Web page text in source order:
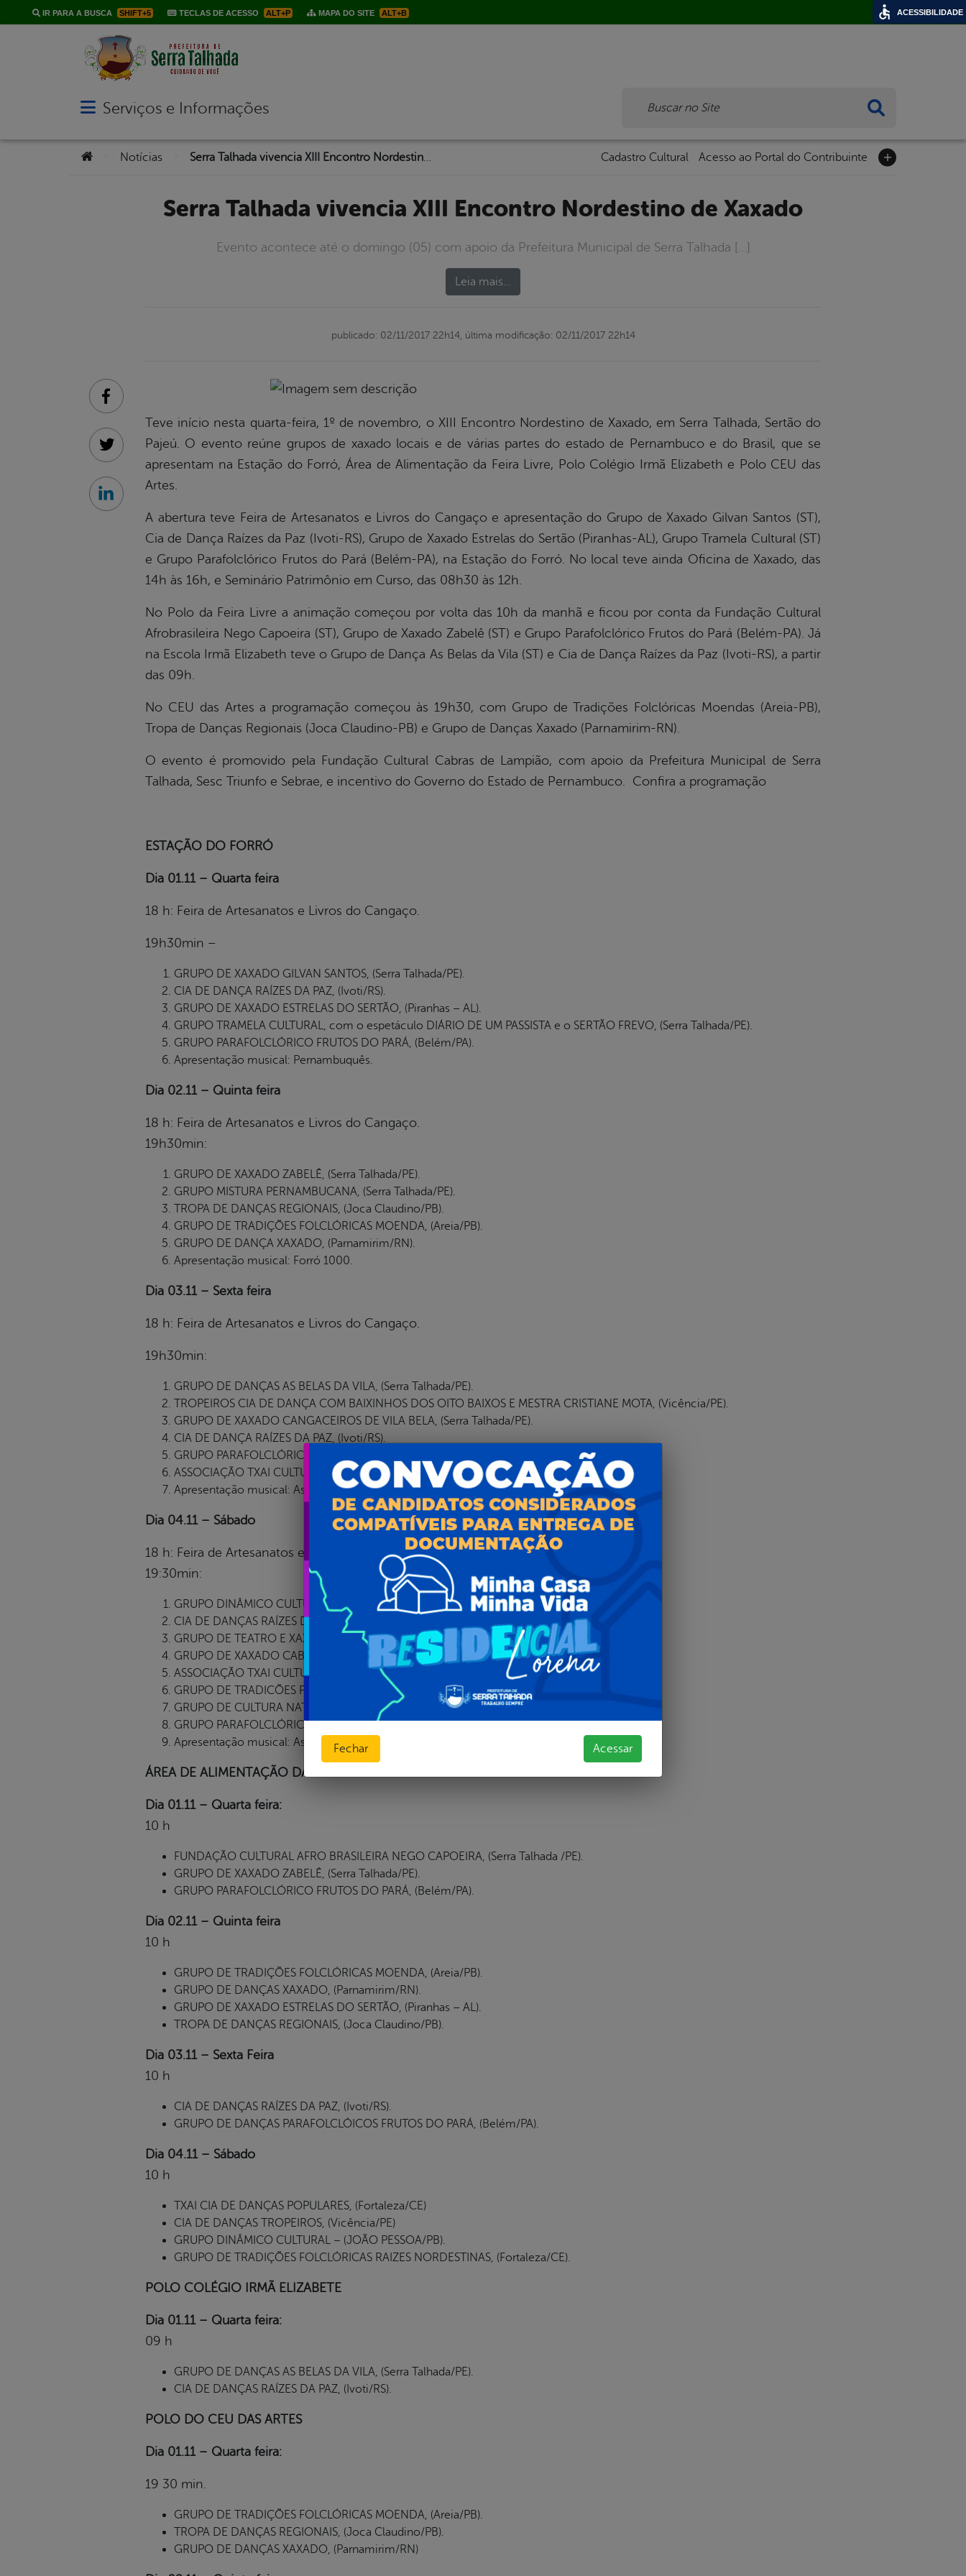
IR PARA A BUSCA SHIFT+5 TECLAS DE ACESSO ALT+P MAPA DO SITE ALT+B
Abrir menu principal de navegação
Serviços e Informações
Você está aqui:
Notícias Cadastro Cultural Acesso ao Portal do Contribuinte
Serra Talhada vivencia XIII Encontro Nordestino de Xaxado
Evento acontece até o domingo (05) com apoio da Prefeitura Municipal de Serra Talhada […]
Leia mais…
publicado: 02/11/2017 22h14, última modificação: 02/11/2017 22h14
Teve início nesta quarta-feira, 1º de novembro, o XIII Encontro Nordestino de Xaxado, em Serra Talhada, Sertão do
Pajeú. O evento reúne grupos de xaxado locais e de várias partes do estado de Pernambuco e do Brasil, que se
apresentam na Estação do Forró, Área de Alimentação da Feira Livre, Polo Colégio Irmã Elizabeth e Polo CEU das
Artes.
A abertura teve Feira de Artesanatos e Livros do Cangaço e apresentação do Grupo de Xaxado Gilvan Santos (ST),
Cia de Dança Raízes da Paz (Ivoti-RS), Grupo de Xaxado Estrelas do Sertão (Piranhas-AL), Grupo Tramela Cultural (ST)
e Grupo Parafolclórico Frutos do Pará (Belém-PA), na Estação do Forró. No local teve ainda Oficina de Xaxado, das
14h às 16h, e Seminário Patrimônio em Curso, das 08h30 às 12h.
No Polo da Feira Livre a animação começou por volta das 10h da manhã e ficou por conta da Fundação Cultural
Afrobrasileira Nego Capoeira (ST), Grupo de Xaxado Zabelê (ST) e Grupo Parafolclórico Frutos do Pará (Belém-PA). Já
na Escola Irmã Elizabeth teve o Grupo de Dança As Belas da Vila (ST) e Cia de Dança Raízes da Paz (Ivoti-RS), a partir
das 09h.
No CEU das Artes a programação começou às 19h30, com Grupo de Tradições Folclóricas Moendas (Areia-PB),
Tropa de Danças Regionais (Joca Claudino-PB) e Grupo de Danças Xaxado (Parnamirim-RN).
O evento é promovido pela Fundação Cultural Cabras de Lampião, com apoio da Prefeitura Municipal de Serra
Talhada, Sesc Triunfo e Sebrae, e incentivo do Governo do Estado de Pernambuco. Confira a programação
ESTAÇÃO DO FORRÓ
Dia 01.11 – Quarta feira
18 h: Feira de Artesanatos e Livros do Cangaço.
19h30min –
GRUPO DE XAXADO GILVAN SANTOS, (Serra Talhada/PE).
CIA DE DANÇA RAÍZES DA PAZ, (Ivoti/RS).
GRUPO DE XAXADO ESTRELAS DO SERTÃO, (Piranhas – AL).
GRUPO TRAMELA CULTURAL, com o espetáculo DIÁRIO DE UM PASSISTA e o SERTÃO FREVO, (Serra Talhada/PE).
GRUPO PARAFOLCLÓRICO FRUTOS DO PARÁ, (Belém/PA).
Apresentação musical: Pernambuquês.
Dia 02.11 – Quinta feira
18 h: Feira de Artesanatos e Livros do Cangaço.
19h30min:
GRUPO DE XAXADO ZABELÊ, (Serra Talhada/PE).
GRUPO MISTURA PERNAMBUCANA, (Serra Talhada/PE).
TROPA DE DANÇAS REGIONAIS, (Joca Claudino/PB).
GRUPO DE TRADIÇÕES FOLCLÓRICAS MOENDA, (Areia/PB).
GRUPO DE DANÇA XAXADO, (Parnamirim/RN).
Apresentação musical: Forró 1000.
Dia 03.11 – Sexta feira
18 h: Feira de Artesanatos e Livros do Cangaço.
19h30min:
GRUPO DE DANÇAS AS BELAS DA VILA, (Serra Talhada/PE).
TROPEIROS CIA DE DANÇA COM BAIXINHOS DOS OITO BAIXOS E MESTRA CRISTIANE MOTA, (Vicência/PE).
GRUPO DE XAXADO CANGACEIROS DE VILA BELA, (Serra Talhada/PE).
CIA DE DANÇA RAÍZES DA PAZ, (Ivoti/RS).
GRUPO PARAFOLCLÓRICO FRUTOS DO PARÁ, (Belém/PA).
ASSOCIAÇÃO TXAI CULTURA E ARTE, (Fortaleza/CE).
Apresentação musical: Assisão.
Dia 04.11 – Sábado
18 h: Feira de Artesanatos e Livros do Cangaço.
19:30min:
GRUPO DINÂMICO CULTURAL, (João Pessoa/PB).
CIA DE DANÇAS RAÍZES DA PAZ, (Ivoti/RS).
GRUPO DE TEATRO E XAXADO NA PISADA DE LAMPIÃO, (Poço Redondo/SE).
GRUPO DE XAXADO CABRAS DE LAMPIÃO (Serra Talhada/PE).
ASSOCIAÇÃO TXAI CULTURA E ARTE, (Fortaleza/CE).
GRUPO DE TRADICÕES FOLCLÓRICAS RAÍZES NORDESTINAS, (Fortaleza/CE).
GRUPO DE CULTURA NATIVA TROPEIROS DO BORBOREMA, (Campina Grande/PB).
GRUPO PARAFOLCLÓRICO FRUTOS DO PARÁ, (Belém/PA).
Apresentação musical: As Severinas.
ÁREA DE ALIMENTAÇÃO DA FEIRA LIVRE
Dia 01.11 – Quarta feira:
10 h
FUNDAÇÃO CULTURAL AFRO BRASILEIRA NEGO CAPOEIRA, (Serra Talhada /PE).
GRUPO DE XAXADO ZABELÊ, (Serra Talhada/PE).
GRUPO PARAFOLCLÓRICO FRUTOS DO PARÁ, (Belém/PA).
Dia 02.11 – Quinta feira
10 h
GRUPO DE TRADIÇÕES FOLCLÓRICAS MOENDA, (Areia/PB).
GRUPO DE DANÇAS XAXADO, (Parnamirim/RN).
GRUPO DE XAXADO ESTRELAS DO SERTÃO, (Piranhas – AL).
TROPA DE DANÇAS REGIONAIS, (Joca Claudino/PB).
Dia 03.11 – Sexta Feira
10 h
CIA DE DANÇAS RAÍZES DA PAZ, (Ivoti/RS).
GRUPO DE DANÇAS PARAFOLCLÓICOS FRUTOS DO PARÁ, (Belém/PA).
Dia 04.11 – Sábado
10 h
TXAI CIA DE DANÇAS POPULARES, (Fortaleza/CE)
CIA DE DANÇAS TROPEIROS, (Vicência/PE)
GRUPO DINÂMICO CULTURAL – (JOÃO PESSOA/PB).
GRUPO DE TRADIÇÕES FOLCLÓRICAS RAIZES NORDESTINAS, (Fortaleza/CE).
POLO COLÉGIO IRMÃ ELIZABETE
Dia 01.11 – Quarta feira:
09 h
GRUPO DE DANÇAS AS BELAS DA VILA, (Serra Talhada/PE).
CIA DE DANÇAS RAÍZES DA PAZ, (Ivoti/RS).
POLO DO CEU DAS ARTES
Dia 01.11 – Quarta feira:
19 30 min.
GRUPO DE TRADIÇÕES FOLCLÓRICAS MOENDA, (Areia/PB).
TROPA DE DANÇAS REGIONAIS, (Joca Claudino/PB).
GRUPO DE DANÇAS XAXADO, (Parnamirim/RN)
Facebook
Twitter
Linkedin
Fechar Acessar
ACESSIBILIDADE